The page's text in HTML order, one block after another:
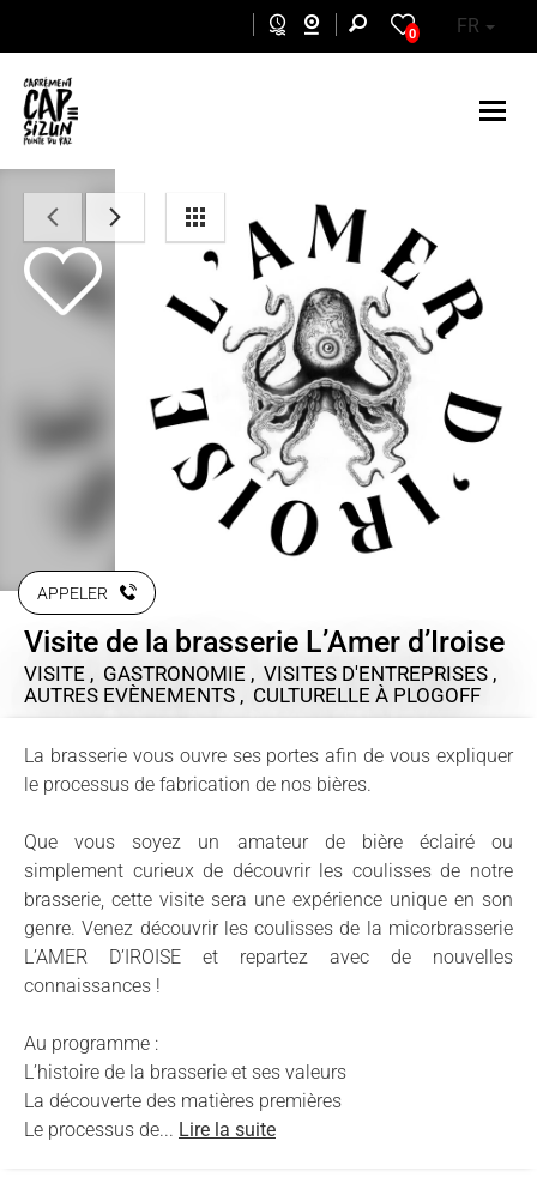
0 FR
APPELER
Visite de la brasserie L’Amer d’Iroise
VISITE , GASTRONOMIE , VISITES D'ENTREPRISES ,
AUTRES EVÈNEMENTS , CULTURELLE À PLOGOFF
La brasserie vous ouvre ses portes afin de vous expliquer
le processus de fabrication de nos bières.
Que vous soyez un amateur de bière éclairé ou
simplement curieux de découvrir les coulisses de notre
brasserie, cette visite sera une expérience unique en son
genre. Venez découvrir les coulisses de la micorbrasserie
L’AMER D’IROISE et repartez avec de nouvelles
connaissances !
Au programme :
L’histoire de la brasserie et ses valeurs
La découverte des matières premières
Le processus de... Lire la suite